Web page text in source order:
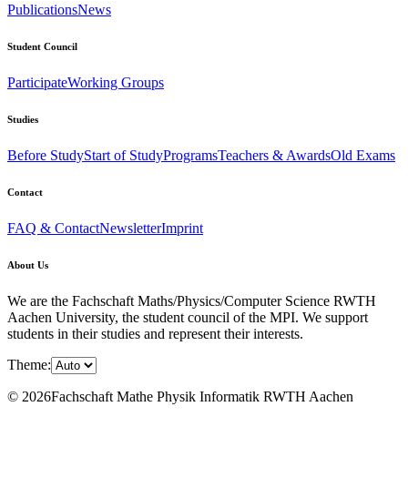
PublicationsNews
Student Council
ParticipateWorking Groups
Studies
Before StudyStart of StudyProgramsTeachers & AwardsOld Exams
Contact
FAQ & ContactNewsletterImprint
About Us
We are the Fachschaft Maths/Physics/Computer Science RWTH
Aachen University, the student council of the MPI. We support
students in their studies and represent their interests.
Theme:
© 2026Fachschaft Mathe Physik Informatik RWTH Aachen